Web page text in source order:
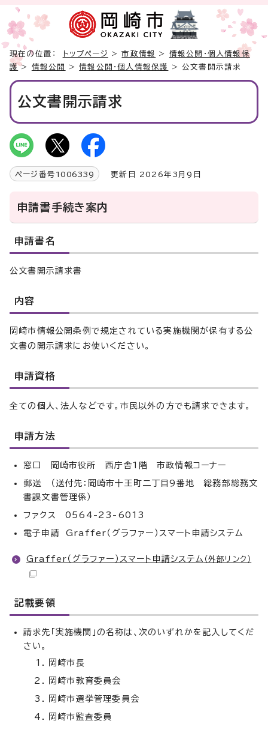
現在の位置： トップページ >市政情報 > 情報公開・個人情報保
護> 情報公開 >情報公開・個人情報保護 > 公文書開示請求
公文書開示請求
ページ番号 1006339 更新日 2026年3月9日
申請書手続き案内
申請書名
公文書開示請求書
内容
岡崎市情報公開条例で規定されている実施機関が保有する公
文書の開示請求にお使いください。
申請資格
全ての個人、法人などです。市民以外の方でも請求できます。
申請方法
窓口 岡崎市役所 西庁舎1階 市政情報コーナー
郵送 （送付先：岡崎市十王町二丁目9番地 総務部総務文
書課文書管理係）
ファクス 0564-23-6013
電子申請 Graffer（グラファー）スマート申請システム
Graffer（グラファー）スマート申請システム （外部リンク）
記載要領
請求先「実施機関」の名称は、次のいずれかを記入してくだ
さい。
岡崎市長
岡崎市教育委員会
岡崎市選挙管理委員会
岡崎市監査委員